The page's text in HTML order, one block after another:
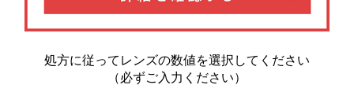
処方に従ってレンズの数値を選択してください
（必ずご入力ください）